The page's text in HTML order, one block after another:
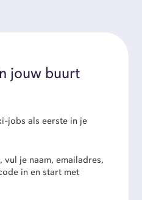
jouw buurt
jobs als eerste in je
je naam, emailadres,
in en start met